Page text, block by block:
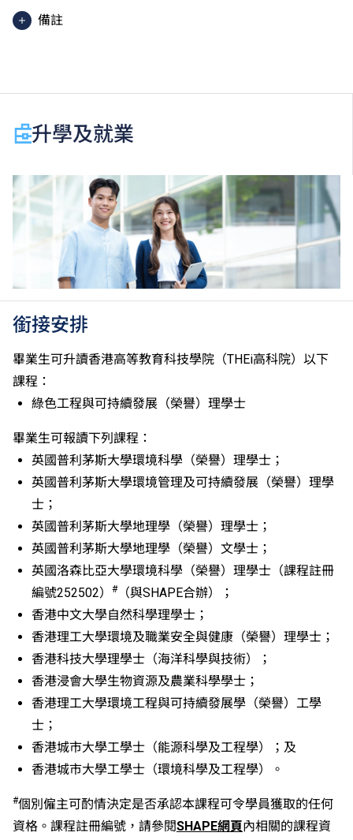
備註
學生或須於其他VTC院校上課。VTC可因應情況取消任
分校／上課地點。
升學及就業
銜接安排
畢業生可升讀香港高等教育科技學院（THEi高科院）以下
課程：
​綠色工程與可持續發展（榮譽）理學士
畢業生可報讀下列課程：
英國普利茅斯大學環境科學（榮譽）理學士；
英國普利茅斯大學環境管理及可持續發展（榮譽）理學
士；
英國普利茅斯大學地理學（榮譽）理學士；
英國普利茅斯大學地理學（榮譽）文學士；
英國洛森比亞大學環境科學（榮譽）理學士（課程註冊
編號252502）
#
（與SHAPE合辦）；
香港中文大學自然科學理學士；
香港理工大學環境及職業安全與健康（榮譽）理學士；
香港科技大學理學士（海洋科學與技術）；
香港浸會大學生物資源及農業科學學士；
香港理工大學環境工程與可持續發展學（榮譽）工學
士；
香港城市大學工學士（能源科學及工程學）；及
香港城市大學工學士（環境科學及工程學）。
#個別僱主可酌情決定是否承認本課程可令學員獲取的任何
資格。課程註冊編號，請參閱SHAPE網頁內相關的課程資